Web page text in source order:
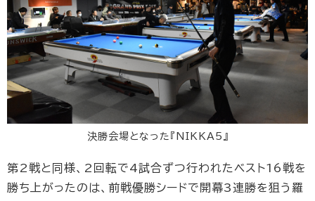
決勝会場となった『NIKKA5』
第2戦と同様、2回転で4試合ずつ行われたベスト16戦を
勝ち上がったのは、前戦優勝シードで開幕3連勝を狙う羅